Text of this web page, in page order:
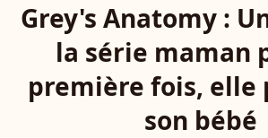
Grey's Anatomy :
la série maman
première fois, elle
son bébé